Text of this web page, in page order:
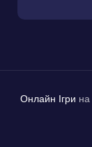
Онлайн Ігри на